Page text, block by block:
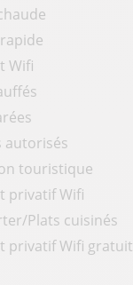
Wifi
autorisés
touristique
privatif Wifi
Plats cuisinés
privatif Wifi gratuit